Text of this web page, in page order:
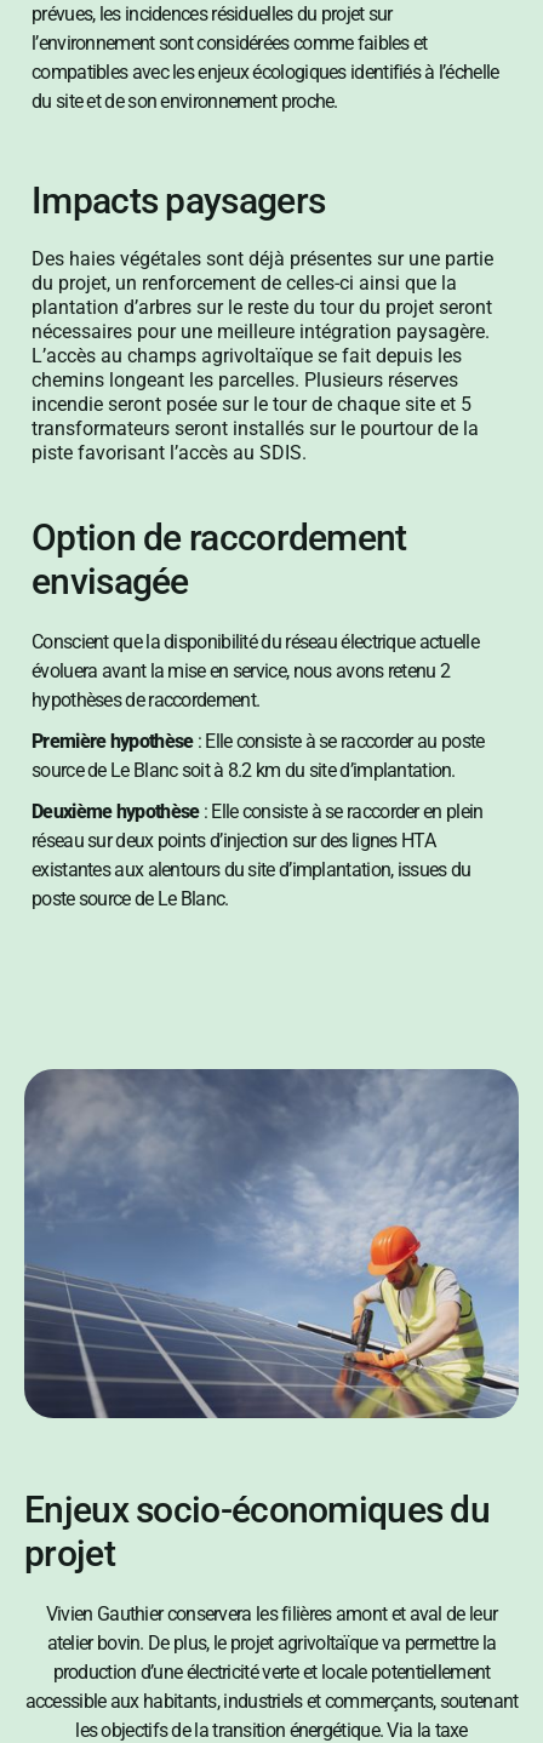
prévues, les incidences résiduelles du projet sur
l’environnement sont considérées comme faibles et
compatibles avec les enjeux écologiques identifiés à l’échelle
du site et de son environnement proche.
Impacts paysagers
Des haies végétales sont déjà présentes sur une partie
du projet, un renforcement de celles-ci ainsi que la
plantation d’arbres sur le reste du tour du projet seront
nécessaires pour une meilleure intégration paysagère.
L’accès au champs agrivoltaïque se fait depuis les
chemins longeant les parcelles. Plusieurs réserves
incendie seront posée sur le tour de chaque site et 5
transformateurs seront installés sur le pourtour de la
piste favorisant l’accès au SDIS.
Option de raccordement
envisagée
Conscient que la disponibilité du réseau électrique actuelle
évoluera avant la mise en service, nous avons retenu 2
hypothèses de raccordement.
Première hypothèse: Elle consiste à se raccorder au poste
source de Le Blanc soit à 8.2 km du site d’implantation.
Deuxième hypothèse: Elle consiste à se raccorder en plein
réseau sur deux points d’injection sur des lignes HTA
existantes aux alentours du site d’implantation, issues du
poste source de Le Blanc.
Enjeux socio-économiques du
projet
Vivien Gauthier conservera les filières amont et aval de leur
atelier bovin. De plus, le projet agrivoltaïque va permettre la
production d’une électricité verte et locale potentiellement
accessible aux habitants, industriels et commerçants, soutenant
les objectifs de la transition énergétique. Via la taxe